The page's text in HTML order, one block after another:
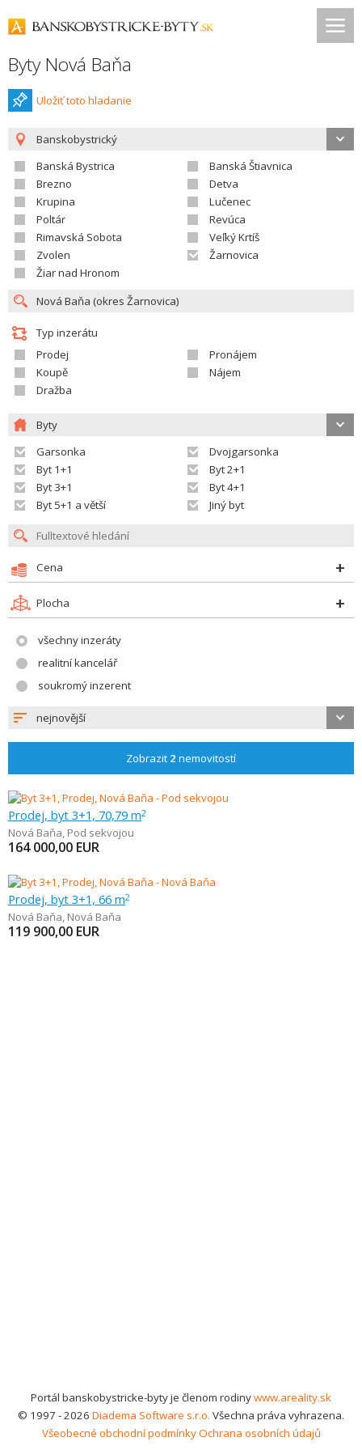
Byty Nová Baňa
Uložiť toto hladanie
Banskobystrický
Banská Bystrica
Banská Štiavnica
Brezno
Detva
Krupina
Lučenec
Poltár
Revúca
Rimavská Sobota
Veľký Krtíš
Zvolen
Žarnovica
Žiar nad Hronom
Typ inzerátu
Prodej
Pronájem
Koupě
Nájem
Dražba
Byty
Garsonka
Dvojgarsonka
Byt 1+1
Byt 2+1
Byt 3+1
Byt 4+1
Byt 5+1 a větší
Jiný byt
Cena
Plocha
všechny inzeráty
realitní kancelář
soukromý inzerent
nejnovější
Zobrazit 2 nemovitostí
Prodej, byt 3+1, 70,79 m2
Nová Baňa, Pod sekvojou
164 000,00 EUR
Prodej, byt 3+1, 66 m2
Nová Baňa, Nová Baňa
119 900,00 EUR
Portál banskobystricke-byty je členom rodinywww.areality.sk
© 1997 - 2026 Diadema Software s.r.o. Všechna práva vyhrazena.
Všeobecné obchodní podmínkyOchrana osobních údajů